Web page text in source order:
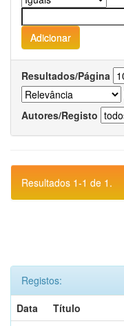
Resultados/Página
Autores/Registo
Resultados 1-1 de 1.
Registos:
Data
Título